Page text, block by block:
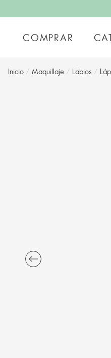
COMPRAR
Inicio / Maquillaje / Labios /